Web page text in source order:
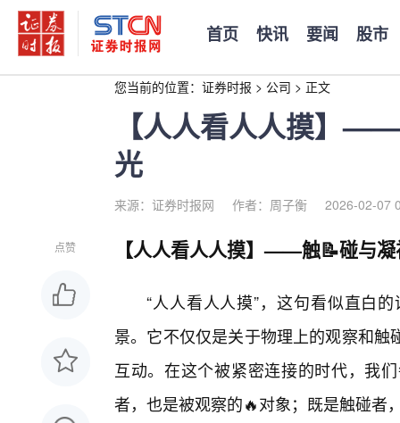
首页 快讯 要闻 股市
您当前的位置： 证券时报 > 公司 > 正文
【人人看人人摸】
光
来源：证券时报网 作者：周子衡 2026-02-07
点赞 【人人看人人摸】——触📝碰与
“人人看人人摸”，这句看似直白
景。它不仅仅是关于物理上的观察和
互动。在这个被紧密连接的时代，我
者，也是被观察的🔥对象；既是触碰者